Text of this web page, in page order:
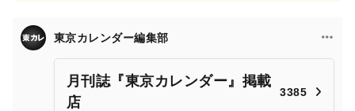
東京カレンダー編集部
月刊誌『東京カレンダー』掲載
店
3385